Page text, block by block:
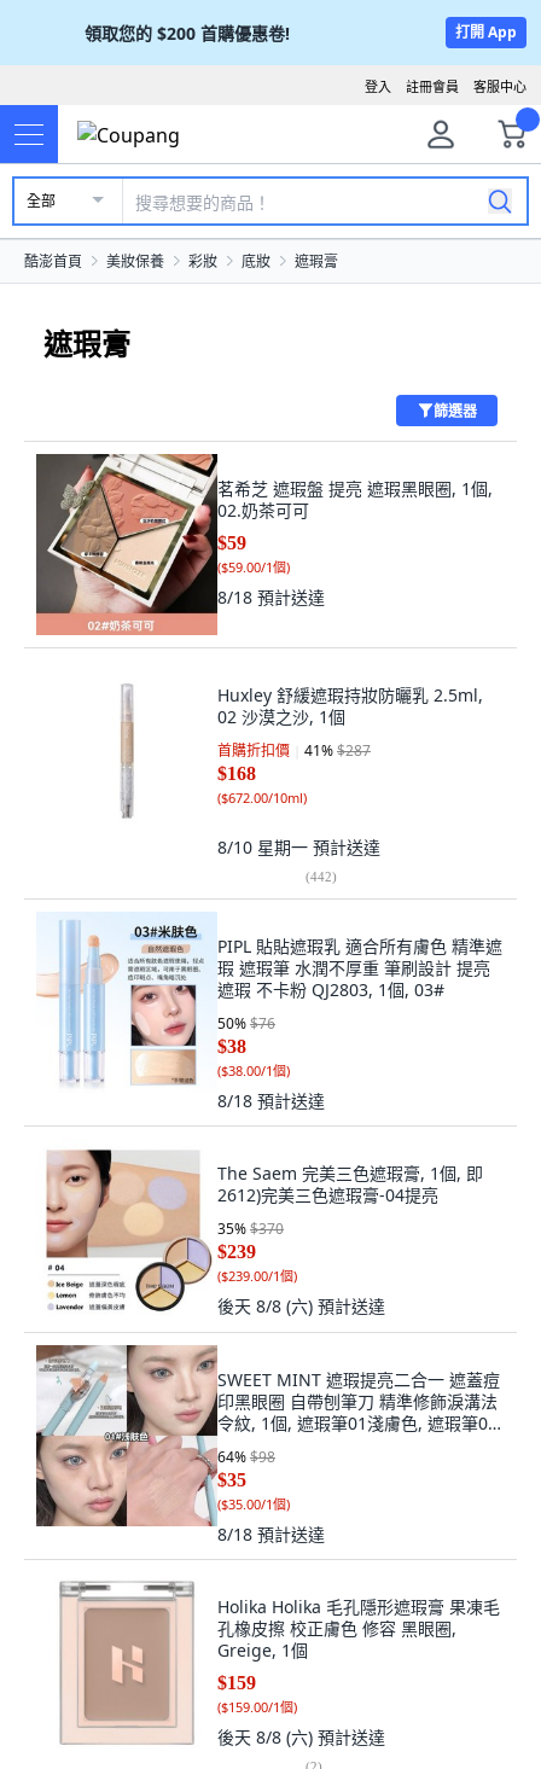
領取您的 $200 首購優惠卷! 打開 App
客服中心
註冊會員
登入
全部
酷澎首頁 美妝保養 彩妝 底妝 遮瑕膏
遮瑕膏
篩選器
茗希芝 遮瑕盤 提亮 遮瑕黑眼圈, 1個,
02.奶茶可可
$59
($59.00/1個)
8/18 預計送達
Huxley 舒緩遮瑕持妝防曬乳 2.5ml,
02 沙漠之沙, 1個
首購折扣價 41%$287
$168
($672.00/10ml)
8/10 星期一 預計送達
(442)
PIPL 貼貼遮瑕乳 適合所有膚色 精準遮
瑕 遮瑕筆 水潤不厚重 筆刷設計 提亮
遮瑕 不卡粉 QJ2803, 1個, 03#
50%$76
$38
($38.00/1個)
8/18 預計送達
The Saem 完美三色遮瑕膏, 1個, 即
2612)完美三色遮瑕膏-04提亮
35%$370
$239
($239.00/1個)
後天 8/8 (六) 預計送達
SWEET MINT 遮瑕提亮二合一 遮蓋痘
印黑眼圈 自帶刨筆刀 精準修飾淚溝法
令紋, 1個, 遮瑕筆01淺膚色, 遮瑕筆01
淺膚色
64%$98
$35
($35.00/1個)
8/18 預計送達
Holika Holika 毛孔隱形遮瑕膏 果凍毛
孔橡皮擦 校正膚色 修容 黑眼圈,
Greige, 1個
$159
($159.00/1個)
後天 8/8 (六) 預計送達
(2)